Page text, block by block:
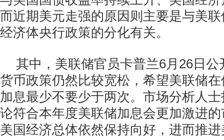
而近期美元走强的原因则主要是与美
经济体央行政策的分化有关。
其中，美联储官员卡普兰6月26日
货币政策仍然比较宽松，希望美联储
加息最少不要少于两次。市场分析人
论符合本年度美联储加息会更加激进
美国经济总体依然保持向好，进而推